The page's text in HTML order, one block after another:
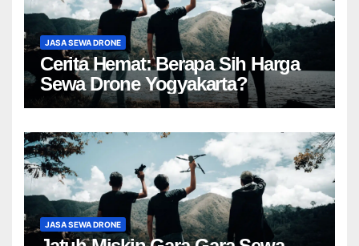
JASA SEWA DRONE
Cerita Hemat: Berapa Sih Harga
Sewa Drone Yogyakarta?
JASA SEWA DRONE